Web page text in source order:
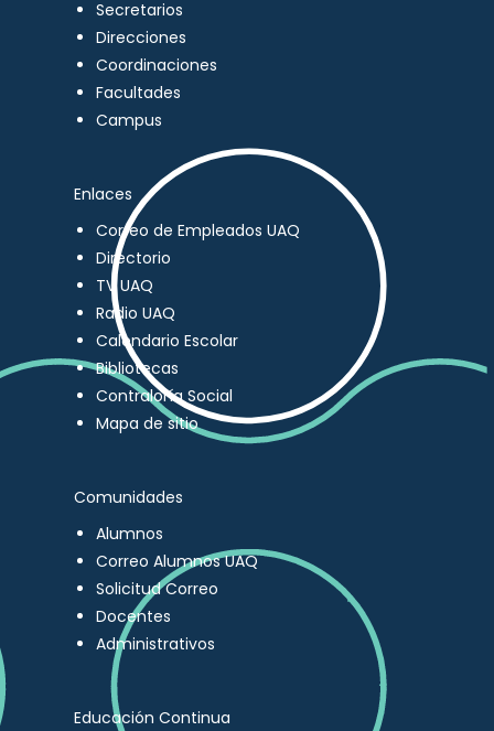
Secretarios
Direcciones
Coordinaciones
Facultades
Campus
Enlaces
Correo de Empleados UAQ
Directorio
TV UAQ
Radio UAQ
Calendario Escolar
Bibliotecas
Contraloría Social
Mapa de sitio
Comunidades
Alumnos
Correo Alumnos UAQ
Solicitud Correo
Docentes
Administrativos
Educación Continua